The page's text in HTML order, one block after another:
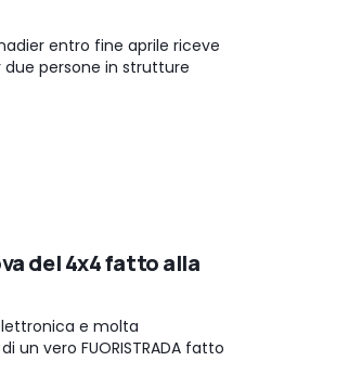
entro fine aprile riceve
persone in strutture
del 4x4 fatto alla
e molta
un vero FUORISTRADA fatto